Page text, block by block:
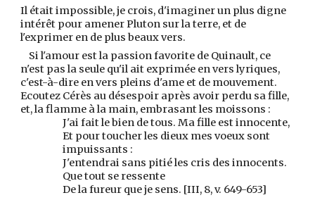
Il était impossible, je crois, d'imaginer un plus digne
intérêt pour amener Pluton sur la terre, et de
l'exprimer en de plus beaux vers.
Si l'amour est la passion favorite de Quinault, ce
n'est pas la seule qu'il ait exprimée en vers lyriques,
c'est-à-dire en vers pleins d'ame et de mouvement.
Ecoutez Cérès au désespoir après avoir perdu sa fille,
et, la flamme à la main, embrasant les moissons :
J'ai fait le bien de tous. Ma fille est innocente,
Et pour toucher les dieux mes voeux sont
impuissants :
J'entendrai sans pitié les cris des innocents.
Que tout se ressente
De la fureur que je sens. [III, 8, v. 649-653]